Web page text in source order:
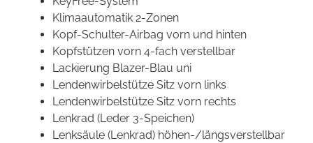
Klimaautomatik 2-Zonen
Kopf-Schulter-Airbag vorn und hinten
Kopfstützen vorn 4-fach verstellbar
Lackierung Blazer-Blau uni
Lendenwirbelstütze Sitz vorn links
Lendenwirbelstütze Sitz vorn rechts
Lenkrad (Leder 3-Speichen)
Lenksäule (Lenkrad) höhen-/längsverstellbar